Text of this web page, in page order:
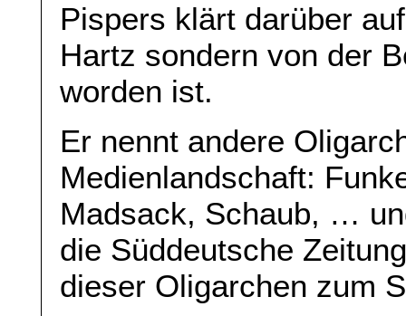
Pispers klärt darüber
Hartz sondern von der
worden ist.
Er nennt andere
Medienlandschaft:
Madsack, Schaub, …
die Süddeutsche
dieser Oligarchen zum